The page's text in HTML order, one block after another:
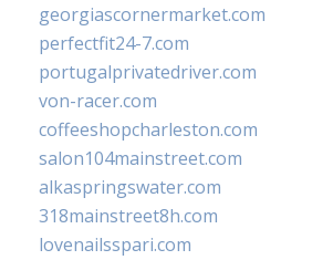
georgiascornermarket.com
perfectfit24-7.com
portugalprivatedriver.com
von-racer.com
coffeeshopcharleston.com
salon104mainstreet.com
alkaspringswater.com
318mainstreet8h.com
lovenailsspari.com